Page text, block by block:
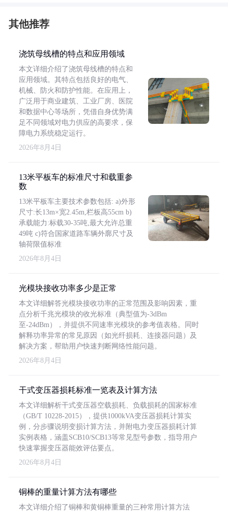
其他推荐
浇筑母线槽的特点和应用领域
本文详细介绍了浇筑母线槽的特点和
应用领域。其特点包括良好的电气、
机械、防火和防护性能。在应用上，
广泛用于商业建筑、工业厂房、医院
和数据中心等场所，凭借自身优势满
足不同领域对电力供应的高要求，保
障电力系统稳定运行。
2026年8月4日
13米平板车的标准尺寸和载重参
数
13米平板车主要技术参数包括: a)外形
尺寸:长13m×宽2.45m,栏板高55cm b)
承载能力:标载30-35吨,最大允许总重
49吨 c)符合国家道路车辆外廓尺寸及
轴荷限值标准
2026年8月4日
光模块接收功率多少是正常
本文详细解答光模块接收功率的正常范围及影响因素，重
点分析千兆光模块的收光标准（典型值为-3dBm
至-24dBm），并提供不同速率光模块的参考值表格。同时
解释功率异常的常见原因（如光纤损耗、连接器问题）及
解决方案，帮助用户快速判断网络性能问题。
2026年8月4日
干式变压器损耗标准一览表及计算方法
本文详细解析干式变压器空载损耗、负载损耗的国家标准
（GB/T 10228-2015），提供1000kVA变压器损耗计算实
例，分步骤说明变损计算方法，并附电力变压器损耗计算
实例表格，涵盖SCB10/SCB13等常见型号参数，指导用户
快速掌握变压器能效评估要点。
2026年8月4日
铜棒的重量计算方法有哪些
本文详细介绍了铜棒和黄铜棒重量的三种常用计算方法